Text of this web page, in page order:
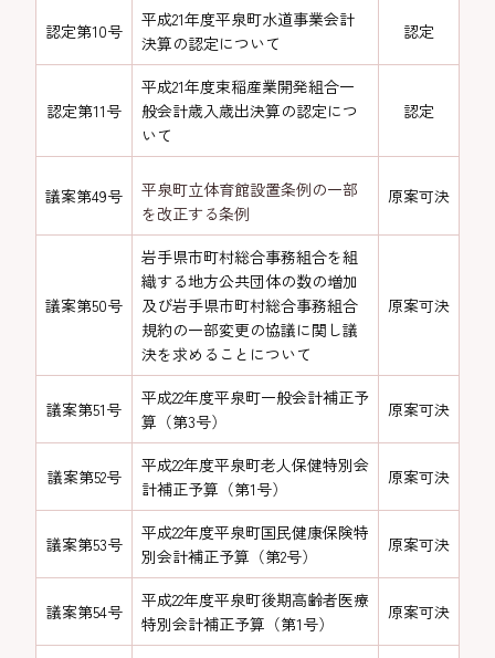
認定第10号
平成21年度平泉町水道事業会計
決算の認定について
認定
認定第11号
平成21年度束稲産業開発組合一
般会計歳入歳出決算の認定につ
いて
認定
議案第49号
平泉町立体育館設置条例の一部
を改正する条例
原案可決
議案第50号
岩手県市町村総合事務組合を組
織する地方公共団体の数の増加
及び岩手県市町村総合事務組合
規約の一部変更の協議に関し議
決を求めることについて
原案可決
議案第51号
平成22年度平泉町一般会計補正予
算（第3号）
原案可決
議案第52号
平成22年度平泉町老人保健特別会
計補正予算（第1号）
原案可決
議案第53号
平成22年度平泉町国民健康保険特
別会計補正予算（第2号）
原案可決
議案第54号
平成22年度平泉町後期高齢者医療
特別会計補正予算（第1号）
原案可決